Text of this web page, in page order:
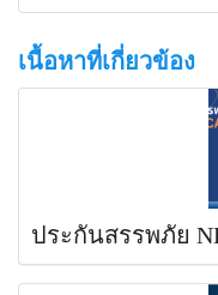
เนื้อหาที่เกี่ยวข้อง
ประกันสรรพภัย